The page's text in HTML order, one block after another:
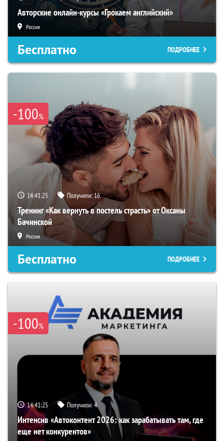
Авторские онлайн-курсы «Грокаем английский»
Россия
Бесплатно ПОДРОБНЕЕ
-100%
14:41:24 Получили:16
Тренинг «Как вернуть в постель страсть» от Оксаны
Бачинской
Россия
Бесплатно ПОДРОБНЕЕ
-100%
14:41:24 Получили:4
Интенсив «Автоконтент 2026: как зарабатывать там, где
еще нет конкурентов»